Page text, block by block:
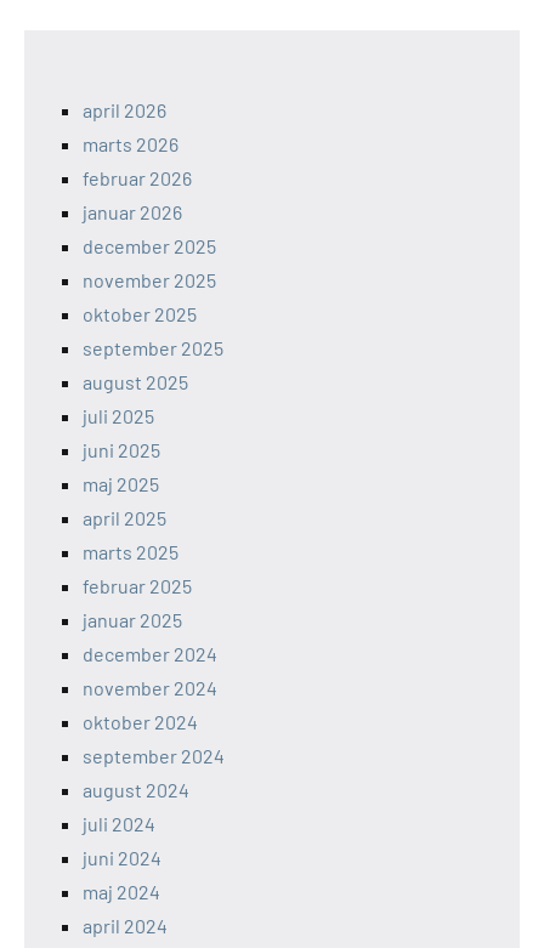
april 2026
marts 2026
februar 2026
januar 2026
december 2025
november 2025
oktober 2025
september 2025
august 2025
juli 2025
juni 2025
maj 2025
april 2025
marts 2025
februar 2025
januar 2025
december 2024
november 2024
oktober 2024
september 2024
august 2024
juli 2024
juni 2024
maj 2024
april 2024